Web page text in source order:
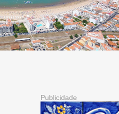
Publicidade